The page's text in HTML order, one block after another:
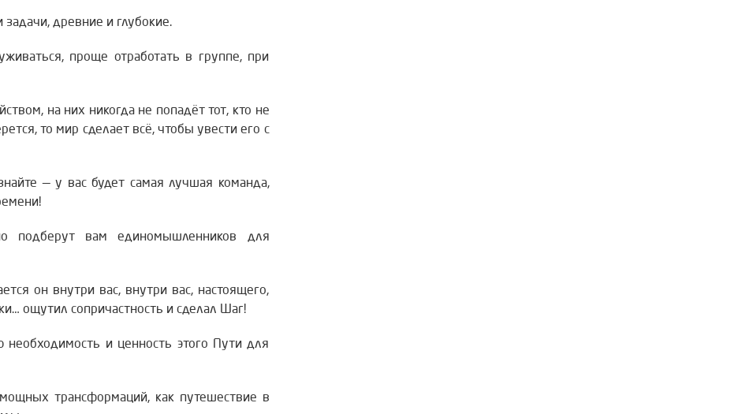
древние и глубокие.
проще отработать в группе, при
на них никогда не попадёт тот, кто не
то мир сделает всё, чтобы увести его с
— у вас будет самая лучшая команда,
подберут вам единомышленников для
он внутри вас, внутри вас, настоящего,
ощутил сопричастность и сделал Шаг!
и ценность этого Пути для
трансформаций, как путешествие в